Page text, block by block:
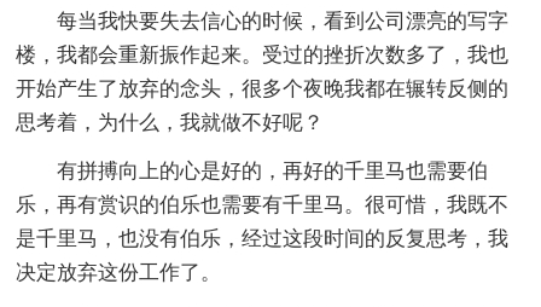
每当我快要失去信心的时候，看到公司漂亮的写字
楼，我都会重新振作起来。受过的挫折次数多了，我也
开始产生了放弃的念头，很多个夜晚我都在辗转反侧的
思考着，为什么，我就做不好呢？
有拼搏向上的心是好的，再好的千里马也需要伯
乐，再有赏识的伯乐也需要有千里马。很可惜，我既不
是千里马，也没有伯乐，经过这段时间的反复思考，我
决定放弃这份工作了。